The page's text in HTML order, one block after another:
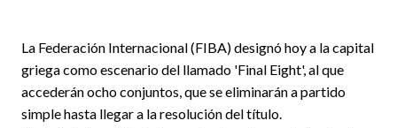
La Federación Internacional (FIBA) designó hoy a la capital
griega como escenario del llamado 'Final Eight', al que
accederán ocho conjuntos, que se eliminarán a partido
simple hasta llegar a la resolución del título.